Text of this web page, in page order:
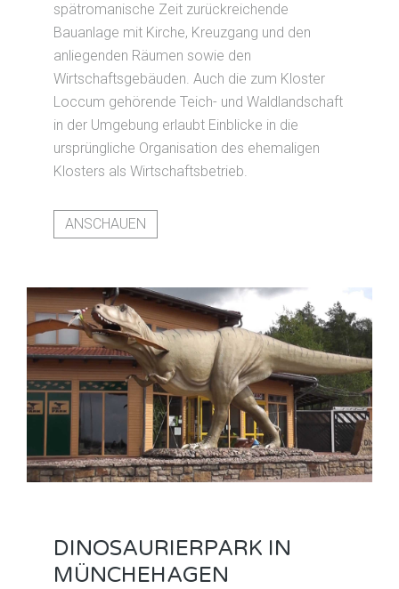
spätromanische Zeit zurückreichende
Bauanlage mit Kirche, Kreuzgang und den
anliegenden Räumen sowie den
Wirtschaftsgebäuden. Auch die zum Kloster
Loccum gehörende Teich- und Waldlandschaft
in der Umgebung erlaubt Einblicke in die
ursprüngliche Organisation des ehemaligen
Klosters als Wirtschaftsbetrieb.
ANSCHAUEN
DINOSAURIERPARK IN
MÜNCHEHAGEN